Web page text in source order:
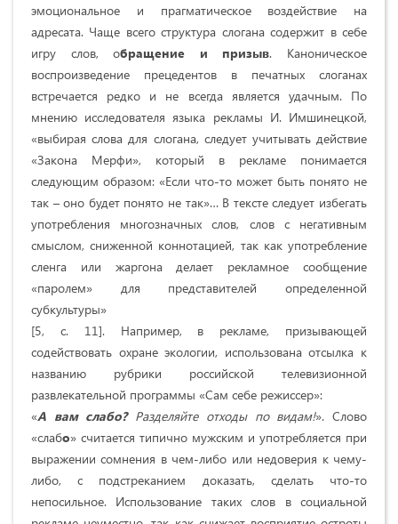
эмоциональное и прагматическое воздействие на
адресата. Чаще всего структура слогана содержит в себе
игру слов, обращение и призыв. Каноническое
воспроизведение прецедентов в печатных слоганах
встречается редко и не всегда является удачным. По
мнению исследователя языка рекламы И. Имшинецкой,
«выбирая слова для слогана, следует учитывать действие
«Закона Мерфи», который в рекламе понимается
следующим образом: «Если что-то может быть понято не
так – оно будет понято не так»… В тексте следует избегать
употребления многозначных слов, слов с негативным
смыслом, сниженной коннотацией, так как употребление
сленга или жаргона делает рекламное сообщение
«паролем» для представителей определенной
субкультуры»
[5, с. 11]. Например, в рекламе, призывающей
содействовать охране экологии, использована отсылка к
названию рубрики российской телевизионной
развлекательной программы «Сам себе режиссер»:
«А вам слабо? Разделяйте отходы по видам!». Слово
«слабо» считается типично мужским и употребляется при
выражении сомнения в чем-либо или недоверия к чему-
либо, с подстреканием доказать, сделать что-то
непосильное. Использование таких слов в социальной